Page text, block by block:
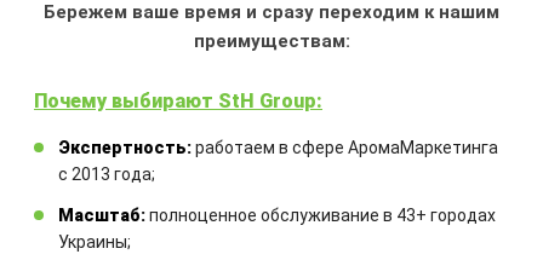
АРОМАДИФФУЗОР МАЛИНА
Аромат:легкие пудровые нотки с
цветочной свежестью, присутствует
едва уловимая нота сладости
Аромадиффузор:
Бережем ваше время и сразу переходим к нашим
преимуществам:
Почему выбирают StH Group:
Экспертность:работаем в сфере АромаМаркетинга
с 2013 года;
Масштаб:полноценное обслуживание в 43+ городах
Украины;